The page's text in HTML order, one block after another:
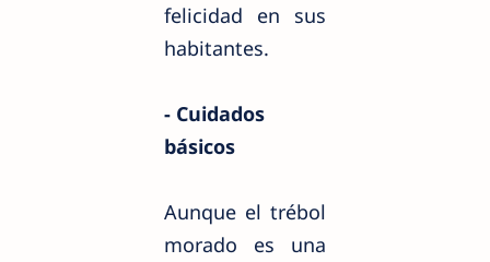
felicidad en sus
habitantes.
- Cuidados
básicos
Aunque el trébol
morado es una